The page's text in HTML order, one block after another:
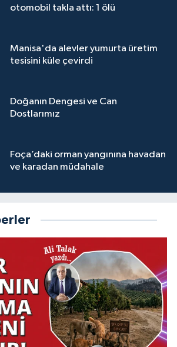
otomobil takla attı: 1 ölü
Manisa'da alevler yumurta üretim
tesisini küle çevirdi
Doğanın Dengesi ve Can
Dostlarımız
Foça’daki orman yangınına havadan
ve karadan müdahale